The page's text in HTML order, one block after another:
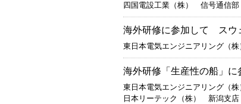
四国電設工業（株） 信号通信
海外研修に参加して スウ
東日本電気エンジニアリング（
海外研修「生産性の船」に
東日本電気エンジニアリング
日本リーテック（株） 新潟